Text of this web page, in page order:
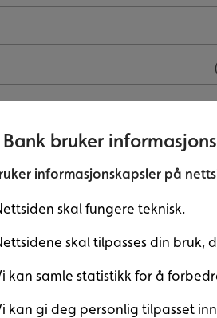
Bank bruker
informasjonskapsler på
skal fungere teknisk.
skal tilpasses din bruk,
kan samle statistikk for å
kan gi deg personlig tilpasset